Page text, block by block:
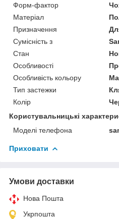
Форм-фактор
Матеріал
Призначення
Сумісність з
Стан
Особливості
Особливість кольору
Тип застежки
Колір
Користувальницькі
Моделі телефона
Приховати
Умови доставки
Нова Пошта
Укрпошта